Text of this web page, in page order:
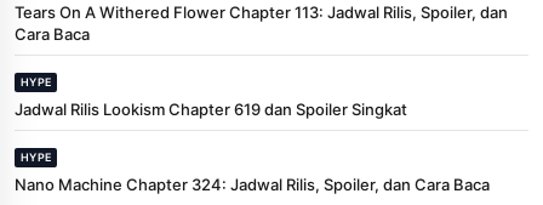
Tears On A Withered Flower Chapter 113: Jadwal Rilis, Spoiler, dan
Cara Baca
HYPE
Jadwal Rilis Lookism Chapter 619 dan Spoiler Singkat
HYPE
Nano Machine Chapter 324: Jadwal Rilis, Spoiler, dan Cara Baca